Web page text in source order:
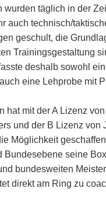
wurden täglich in der
auch technisch/
geschult, die
Trainingsgestaltung
deshalb sowohl
eine Lehprobe mit
hat mit der A Lizenz
und der B Lizenz von
Möglichkeit
Bundesebene seine
bundesweiten
direkt am Ring zu